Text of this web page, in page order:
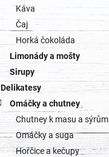
Káva
Čaj
Horká čokoláda
Limonády a mošty
Sirupy
Delikatesy
Omáčky a chutney
Chutney k masu a sýrům
Omáčky a suga
Hořčice a kečupy